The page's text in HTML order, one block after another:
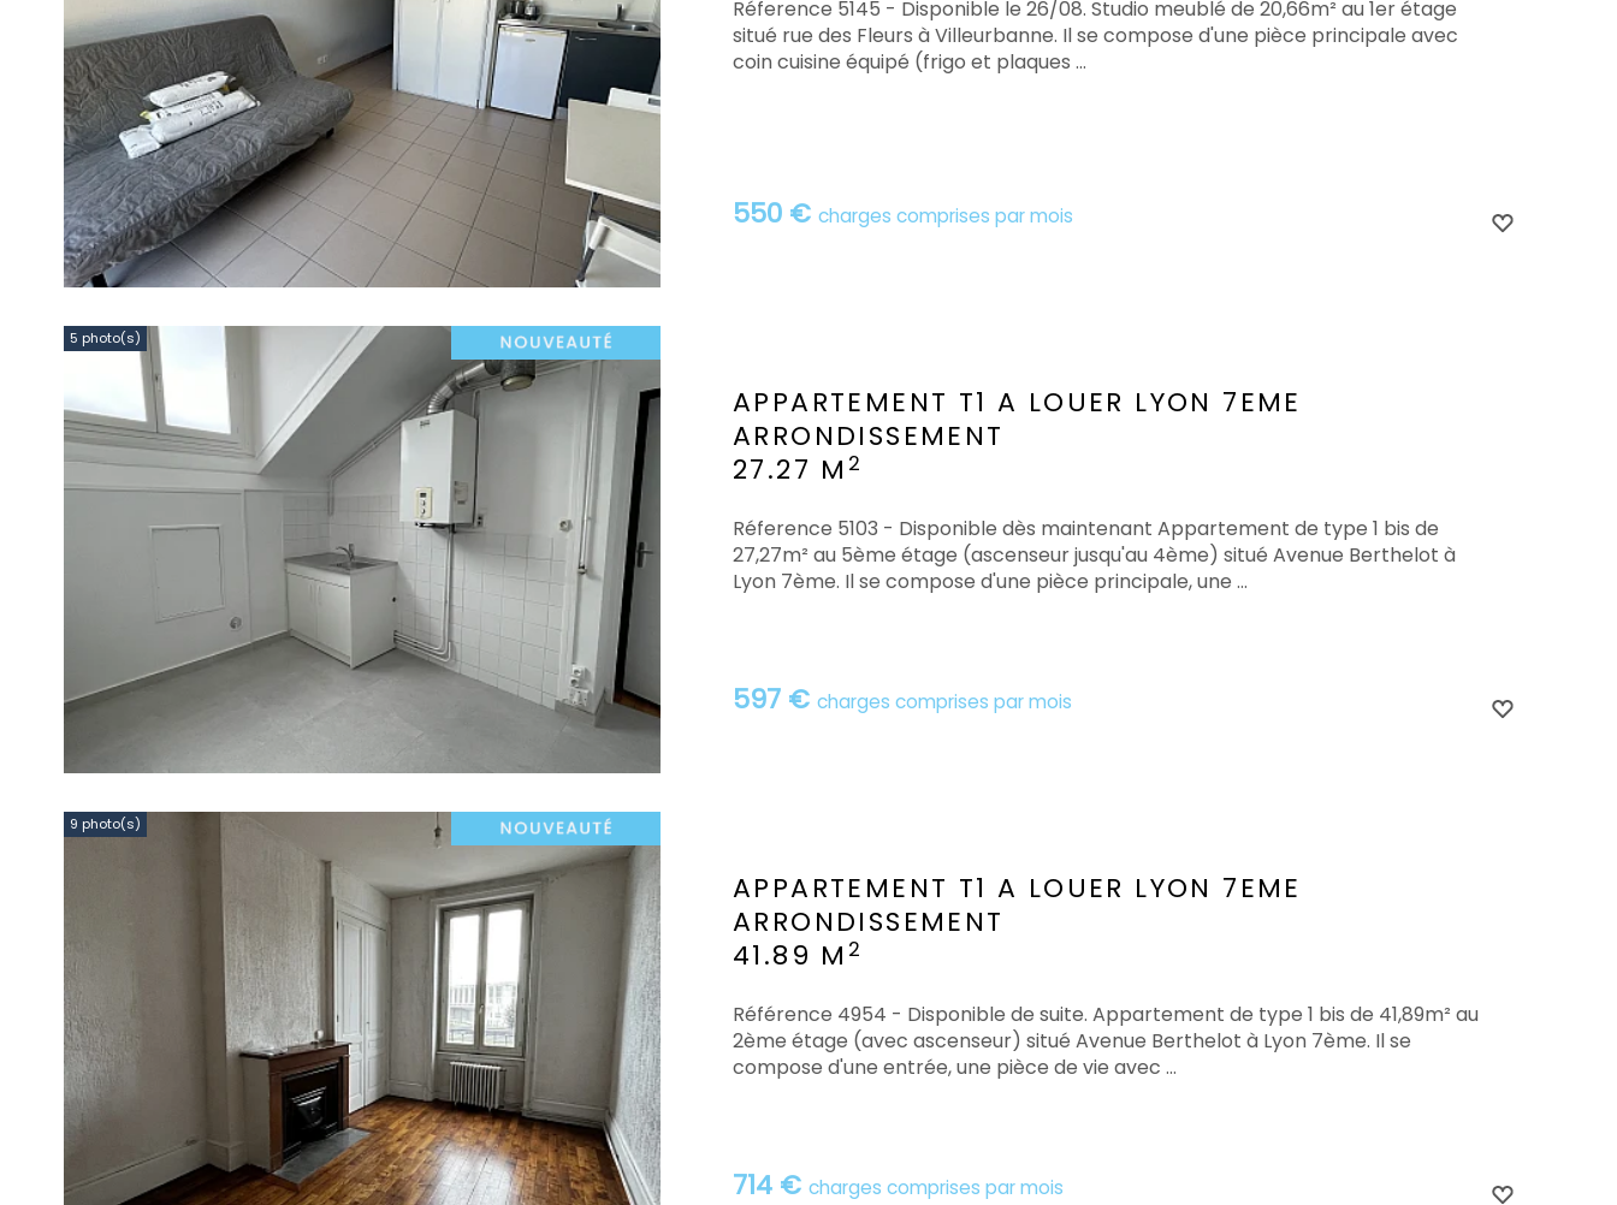
550 € charges comprises par mois
Réference 5145 - Disponible le 26/08. Studio meublé de 20,66m² au 1er étage
situé rue des Fleurs à Villeurbanne. Il se compose d'une pièce principale avec
coin cuisine équipé (frigo et plaques ...
5 photo(s)
APPARTEMENT T1 A LOUER LYON 7EME
ARRONDISSEMENT
27.27 M 2
597 € charges comprises par mois
Réference 5103 - Disponible dès maintenant Appartement de type 1 bis de
27,27m² au 5ème étage (ascenseur jusqu'au 4ème) situé Avenue Berthelot à
Lyon 7ème. Il se compose d'une pièce principale, une ...
9 photo(s)
APPARTEMENT T1 A LOUER LYON 7EME
ARRONDISSEMENT
41.89 M 2
714 € charges comprises par mois
Référence 4954 - Disponible de suite. Appartement de type 1 bis de 41,89m² au
2ème étage (avec ascenseur) situé Avenue Berthelot à Lyon 7ème. Il se
compose d'une entrée, une pièce de vie avec ...